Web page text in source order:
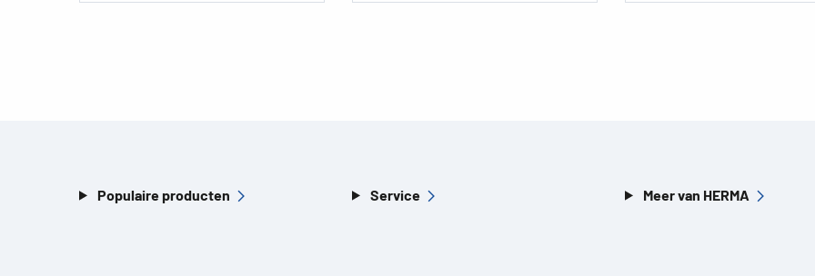
Populaire producten Service Meer van HERMA